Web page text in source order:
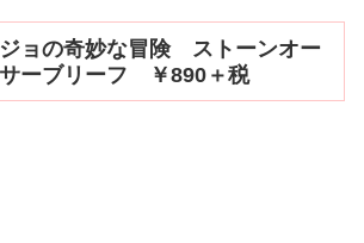
ョの奇妙な冒険 ストーンオー
ーブリーフ ￥890＋税